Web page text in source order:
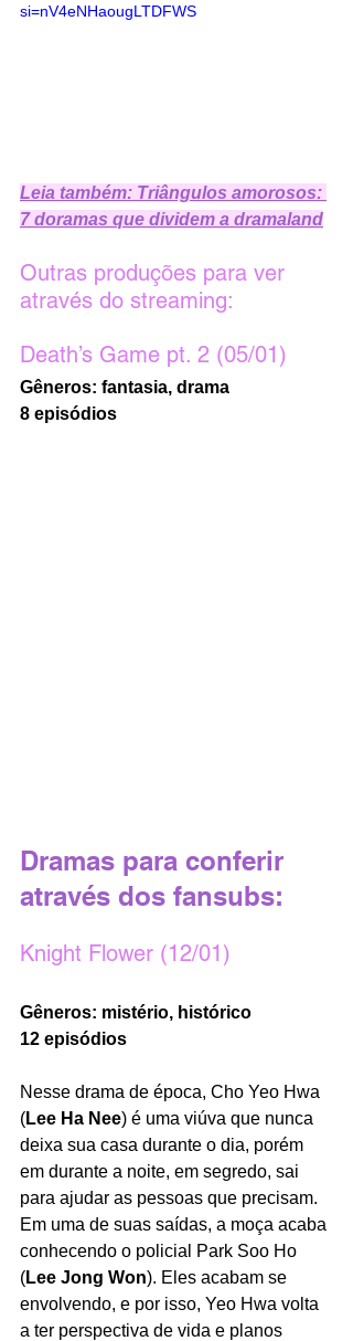
si=nV4eNHaougLTDFWS
Leia também: Triângulos amorosos:
7 doramas que dividem a dramaland
Outras produções para ver
através do streaming:
Death’s Game pt. 2 (05/01)
Gêneros: fantasia, drama
8 episódios
Dramas para conferir
através dos fansubs:
Knight Flower (12/01)
Gêneros: mistério, histórico
12 episódios
Nesse drama de época, Cho Yeo Hwa
(Lee Ha Nee) é uma viúva que nunca
deixa sua casa durante o dia, porém
em durante a noite, em segredo, sai
para ajudar as pessoas que precisam.
Em uma de suas saídas, a moça acaba
conhecendo o policial Park Soo Ho
(Lee Jong Won). Eles acabam se
envolvendo, e por isso, Yeo Hwa volta
a ter perspectiva de vida e planos